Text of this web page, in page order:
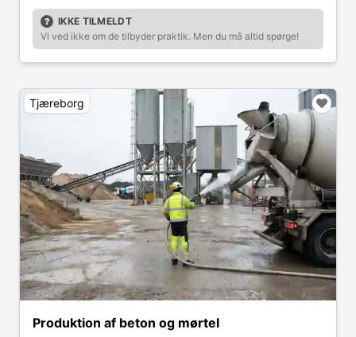
IKKE TILMELDT
Vi ved ikke om de tilbyder praktik. Men du må altid spørge!
Tjæreborg
Produktion af beton og mørtel